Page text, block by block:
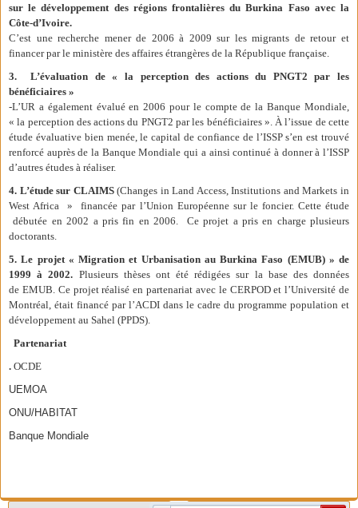
sur le développement des régions frontalières du Burkina Faso avec la
Côte-d’Ivoire.
C’est une recherche mener de 2006 à 2009 sur les migrants de retour et
financer par le ministère des affaires étrangères de la République française.
3. L’évaluation de « la perception des actions du PNGT2 par les
bénéficiaires »
-L’UR a également évalué en 2006 pour le compte de la Banque Mondiale,
« la perception des actions du PNGT2 par les bénéficiaires ». À l’issue de cette
étude évaluative bien menée, le capital de confiance de l’ISSP s’en est trouvé
renforcé auprès de la Banque Mondiale qui a ainsi continué à donner à l’ISSP
d’autres études à réaliser.
4. L’étude sur CLAIMS(Changes in Land Access, Institutions and Markets in
West Africa » financée par l’Union Européenne sur le foncier. Cette étude
débutée en 2002 a pris fin en 2006. Ce projet a pris en charge plusieurs
doctorants.
5. Le projet « Migration et Urbanisation au Burkina Faso (EMUB) » de
1999 à 2002. Plusieurs thèses ont été rédigées sur la base des données
de EMUB. Ce projet réalisé en partenariat avec le CERPOD et l’Université de
Montréal, était financé par l’ACDI dans le cadre du programme population et
développement au Sahel (PPDS).
Partenariat
. OCDE
UEMOA
ONU/HABITAT
Banque Mondiale